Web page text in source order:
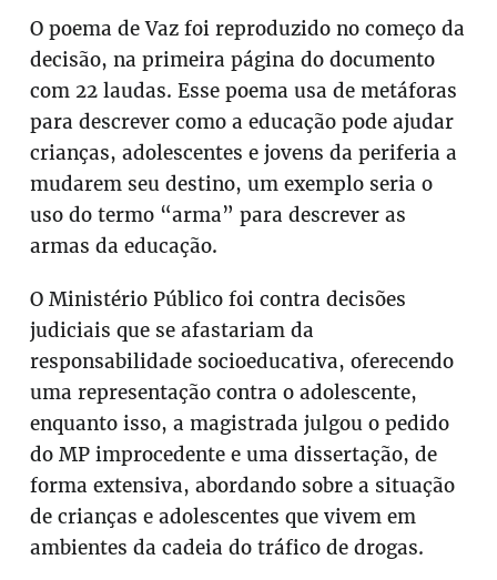
O poema de Vaz foi reproduzido no começo da
decisão, na primeira página do documento
com 22 laudas. Esse poema usa de metáforas
para descrever como a educação pode ajudar
crianças, adolescentes e jovens da periferia a
mudarem seu destino, um exemplo seria o
uso do termo “arma” para descrever as
armas da educação.
O Ministério Público foi contra decisões
judiciais que se afastariam da
responsabilidade socioeducativa, oferecendo
uma representação contra o adolescente,
enquanto isso, a magistrada julgou o pedido
do MP improcedente e uma dissertação, de
forma extensiva, abordando sobre a situação
de crianças e adolescentes que vivem em
ambientes da cadeia do tráfico de drogas.